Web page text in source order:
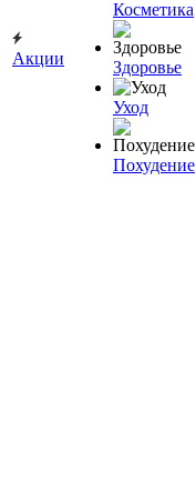
Акции
Косметика
Здоровье
Уход
Похудение